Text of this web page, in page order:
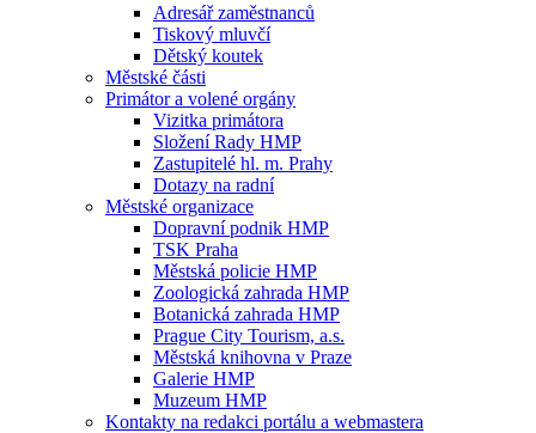
Adresář zaměstnanců
Tiskový mluvčí
Dětský koutek
Městské části
Primátor a volené orgány
Vizitka primátora
Složení Rady HMP
Zastupitelé hl. m. Prahy
Dotazy na radní
Městské organizace
Dopravní podnik HMP
TSK Praha
Městská policie HMP
Zoologická zahrada HMP
Botanická zahrada HMP
Prague City Tourism, a.s.
Městská knihovna v Praze
Galerie HMP
Muzeum HMP
Kontakty na redakci portálu a webmastera